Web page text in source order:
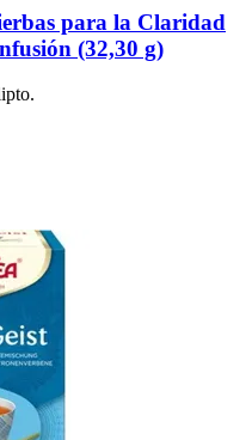
para la Claridad
(32,30 g)